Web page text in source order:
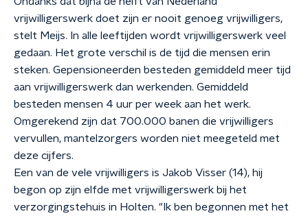
vrijwilligerswerk doet zijn er nooit genoeg vrijwilligers,
stelt Meijs. In alle leeftijden wordt vrijwilligerswerk veel
gedaan. Het grote verschil is de tijd die mensen erin
steken. Gepensioneerden besteden gemiddeld meer tijd
aan vrijwilligerswerk dan werkenden. Gemiddeld
besteden mensen 4 uur per week aan het werk.
Omgerekend zijn dat 700.000 banen die vrijwilligers
vervullen, mantelzorgers worden niet meegeteld met
deze cijfers.
Een van de vele vrijwilligers is Jakob Visser (14), hij
begon op zijn elfde met vrijwilligerswerk bij het
verzorgingstehuis in Holten. "Ik ben begonnen met het